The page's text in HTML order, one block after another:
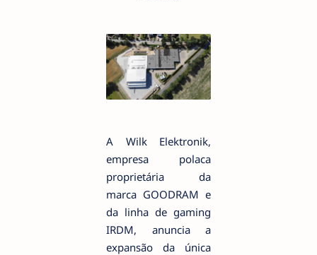
A Wilk Elektronik,
empresa polaca
proprietária da
marca GOODRAM e
da linha de gaming
IRDM, anuncia a
expansão da única